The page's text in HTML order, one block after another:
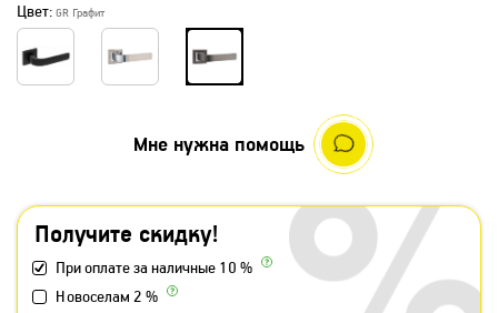
Цвет: GR Графит
Получите скидку!
При оплате за наличные 10 %
Новоселам 2 %
Мне нужна помощь